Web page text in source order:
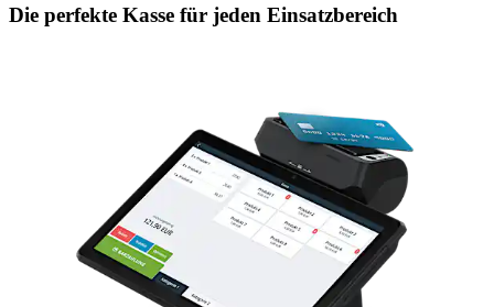
Die perfekte Kasse für jeden Einsatzbereich